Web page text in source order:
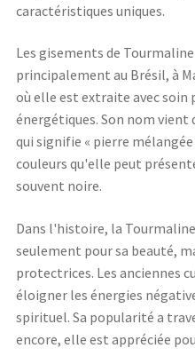
caractéristiques uniques.
Les gisements de
principalement au Brésil, à
où elle est extraite avec soin
énergétiques. Son nom
qui signifie « pierre
couleurs qu'elle peut
souvent noire.
Dans l'histoire, la
seulement pour sa beauté,
protectrices. Les anciennes
éloigner les énergies
spirituel. Sa popularité a
encore, elle est appréciée